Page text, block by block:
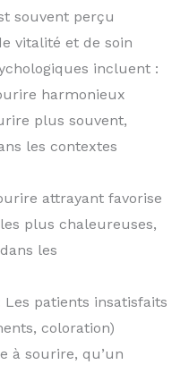
souvent perçu
vitalité et de soin
incluent :
harmonieux
plus souvent,
les contextes
attrayant favorise
plus chaleureuses,
les
Les patients insatisfaits
coloration)
à sourire, qu’un